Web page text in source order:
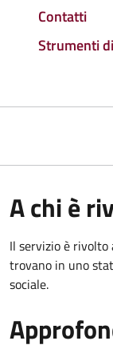
Contatti
Strumenti
A chi è
Il servizio è rivolto
trovano in uno
sociale.